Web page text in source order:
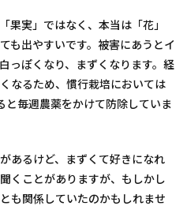
果実」ではなく、本当は「花」
も出やすいです。被害にあうとイ
っぽくなり、まずくなります。経
なるため、慣行栽培においては
毎週農薬をかけて防除していま
あるけど、まずくて好きになれ
くことがありますが、もしかし
も関係していたのかもしれませ